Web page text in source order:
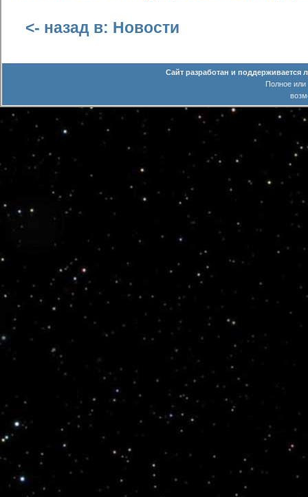
<- назад в: Новости
Сайт разработан и поддерживается
Полное или